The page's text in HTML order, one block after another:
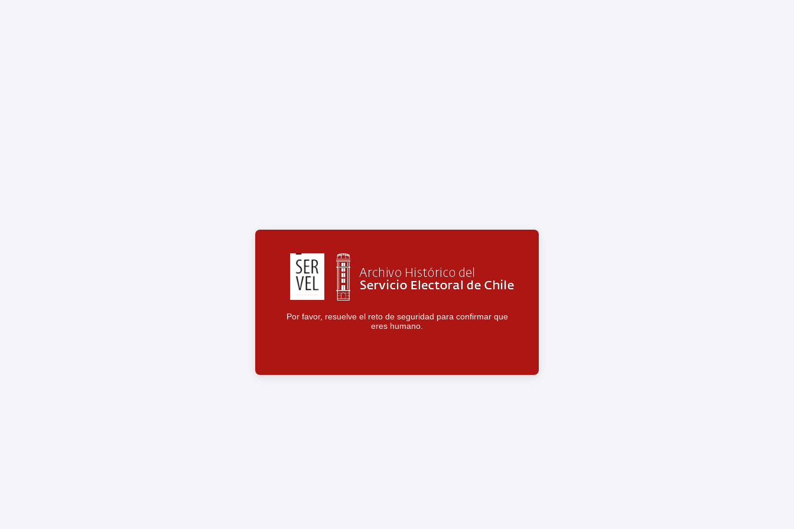
Por favor, resuelve el reto de seguridad para confirmar que
eres humano.